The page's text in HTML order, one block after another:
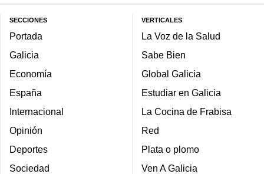
SECCIONES
Portada
Galicia
Economía
España
Internacional
Opinión
Deportes
Sociedad
VERTICALES
La Voz de la Salud
Sabe Bien
Global Galicia
Estudiar en Galicia
La Cocina de Frabisa
Red
Plata o plomo
Ven A Galicia